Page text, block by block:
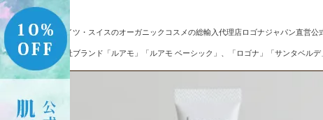
ドイツ・スイスのオーガニックコスメの総輸入代理店ロゴナジャパン直営公
自社ブランド「ルアモ」「ルアモ ベーシック」、「ロゴナ」「サンタベル